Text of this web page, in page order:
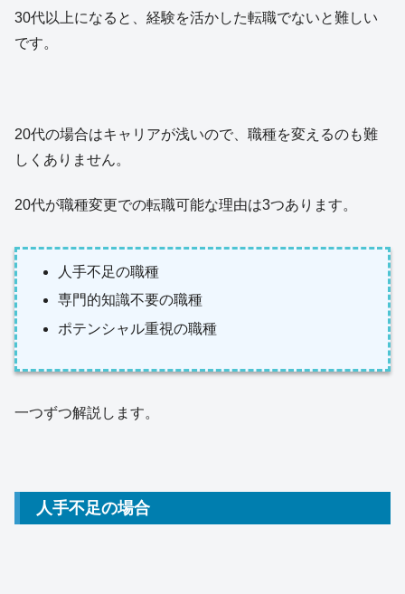
30代以上になると、経験を活かした転職でないと難しい
です。
20代の場合はキャリアが浅いので、職種を変えるのも難
しくありません。
20代が職種変更での転職可能な理由は3つあります。
人手不足の職種
専門的知識不要の職種
ポテンシャル重視の職種
一つずつ解説します。
人手不足の場合